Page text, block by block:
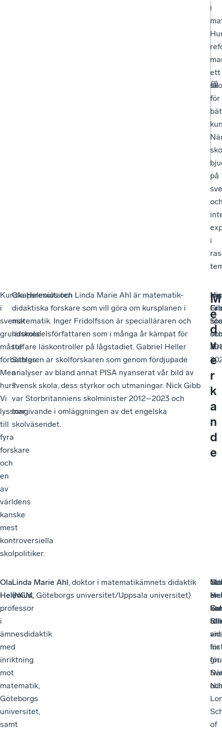
i
ett
för
på
i
Kunskapsresultaten
i
svensk
grundskola
måste
förbättras.
Men
hur?
Vi
lyssnar
till
fyra
forskare
och
en
av
världens
kanske
mest
kontroversiella
skolpolitiker.
Ola Helenius och Linda Marie Ahl är matematik-
didaktiska forskare som vill göra om kursplanen i
matematik. Inger Fridolfsson är specialläraren och
läromedelsförfattaren som i många år kämpat för
tuffare läskontroller på lågstadiet. Gabriel Heller
Sahlgren är skolforskaren som genom fördjupade
analyser av bland annat PISA nyanserat vår bild av
svensk skola, dess styrkor och utmaningar. Nick Gibb
var Storbritanniens skolminister 2012–2023 och
tongivande i omläggningen av det engelska
skolväsendet.
M
e
d
v
e
r
k
a
n
d
e
Ola
Helenius,
professor
i
ämnesdidaktik
med
inriktning
mot
matematik,
Göteborgs
universitet,
samt
Linda Marie Ahl, doktor i matematikämnets didaktik
(NCM, Göteborgs universitet/Uppsala universitet)
vid
för
of
är
för